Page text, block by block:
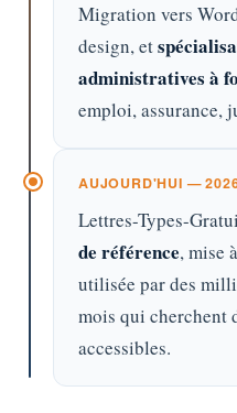
Migration vers
design, et
administratives à
emploi, assurance,
AUJOURD'HUI —
Lettres-Types-
de référence, mise
utilisée par des
mois qui cherchent
accessibles.